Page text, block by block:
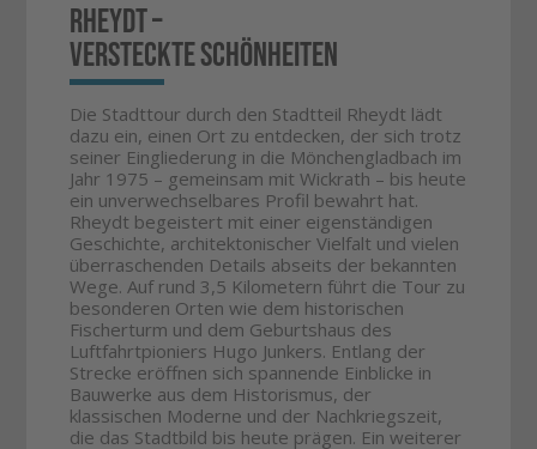
Rheydt –
versteckte Schönheiten
Die Stadttour durch den Stadtteil Rheydt lädt
dazu ein, einen Ort zu entdecken, der sich trotz
seiner Eingliederung in die Mönchengladbach im
Jahr 1975 – gemeinsam mit Wickrath – bis heute
ein unverwechselbares Profil bewahrt hat.
Rheydt begeistert mit einer eigenständigen
Geschichte, architektonischer Vielfalt und vielen
überraschenden Details abseits der bekannten
Wege. Auf rund 3,5 Kilometern führt die Tour zu
besonderen Orten wie dem historischen
Fischerturm und dem Geburtshaus des
Luftfahrtpioniers Hugo Junkers. Entlang der
Strecke eröffnen sich spannende Einblicke in
Bauwerke aus dem Historismus, der
klassischen Moderne und der Nachkriegszeit,
die das Stadtbild bis heute prägen. Ein weiterer